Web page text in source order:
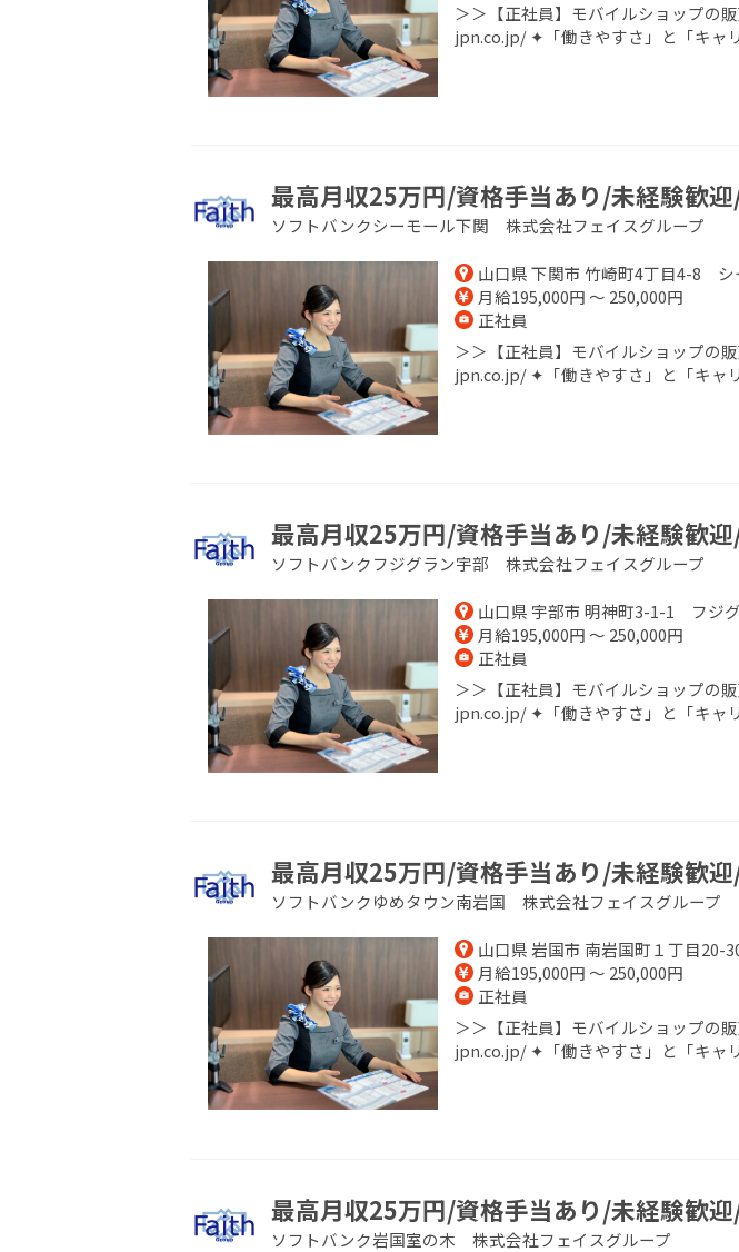
＞＞【正社員】モバイルショップの
jpn.co.jp/ ✦「働きやすさ」と「キャ
最高月収25万円/資格手当あり/未経験歓
ソフトバンクシーモール下関 株式会社フェイスグループ
山口県 下関市 竹崎町4丁目4-8 シ
月給195,000円 ～ 250,000円
正社員
＞＞【正社員】モバイルショップの
jpn.co.jp/ ✦「働きやすさ」と「キャ
最高月収25万円/資格手当あり/未経験歓
ソフトバンクフジグラン宇部 株式会社フェイスグループ
山口県 宇部市 明神町3-1-1 フジ
月給195,000円 ～ 250,000円
正社員
＞＞【正社員】モバイルショップの
jpn.co.jp/ ✦「働きやすさ」と「キャ
最高月収25万円/資格手当あり/未経験歓
ソフトバンクゆめタウン南岩国 株式会社フェイスグループ
山口県 岩国市 南岩国町１丁目20-
月給195,000円 ～ 250,000円
正社員
＞＞【正社員】モバイルショップの
jpn.co.jp/ ✦「働きやすさ」と「キャ
最高月収25万円/資格手当あり/未経験歓
ソフトバンク岩国室の木 株式会社フェイスグループ